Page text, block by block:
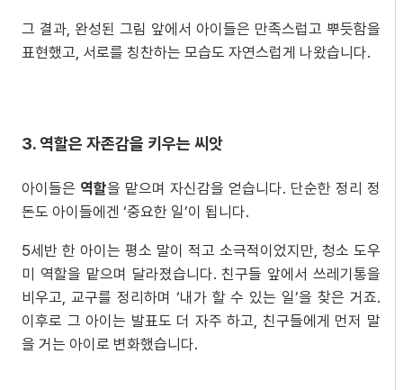
그 결과, 완성된 그림 앞에서 아이들은 만족스럽고 뿌듯함을
표현했고, 서로를 칭찬하는 모습도 자연스럽게 나왔습니다.
3. 역할은 자존감을 키우는 씨앗
아이들은 역할을 맡으며 자신감을 얻습니다. 단순한 정리 정
돈도 아이들에겐 ‘중요한 일’이 됩니다.
5세반 한 아이는 평소 말이 적고 소극적이었지만, 청소 도우
미 역할을 맡으며 달라졌습니다. 친구들 앞에서 쓰레기통을
비우고, 교구를 정리하며 ‘내가 할 수 있는 일’을 찾은 거죠.
이후로 그 아이는 발표도 더 자주 하고, 친구들에게 먼저 말
을 거는 아이로 변화했습니다.